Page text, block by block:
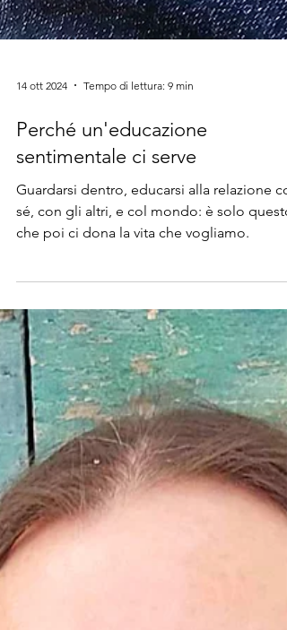
14 ott 2024 Tempo di lettura: 9 min
sentimentale ci serve
Guardarsi dentro, educarsi alla relazione